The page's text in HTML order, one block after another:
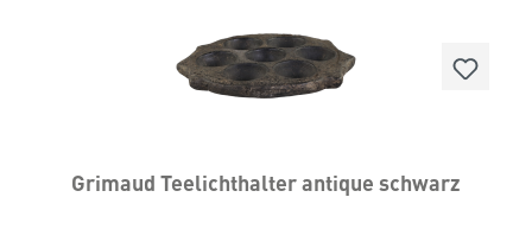
Grimaud Teelichthalter antique schwarz